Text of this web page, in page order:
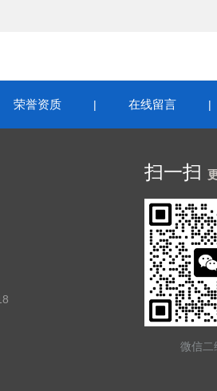
荣誉资质 | 在线留言 |
扫一扫
微信二